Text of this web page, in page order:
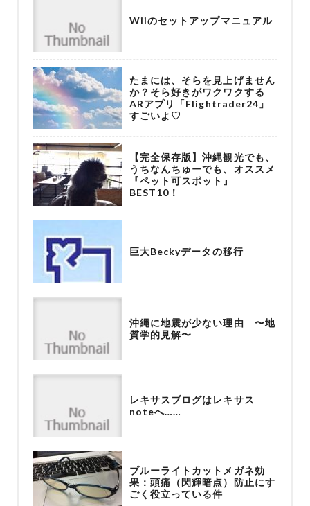
Wiiのセットアップマニュアル
たまには、そらを見上げません
か？そら好きがワクワクする
ARアプリ「Flightrader24」
すごいよ♡
【完全保存版】沖縄観光でも、
うちなんちゅーでも、オススメ
『ペット可スポット』
BEST10！
巨大Beckyデータの移行
沖縄に地震が少ない理由 〜地
質学的見解〜
レキサスブログはレキサス
noteへ……
ブルーライトカットメガネ効
果：頭痛（閃輝暗点）防止にす
ごく役立っている件